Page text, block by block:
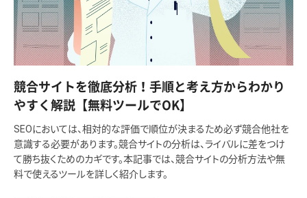
競合サイトを徹底分析！手順と考え方からわかり
やすく解説【無料ツールでOK】
SEOにおいては、相対的な評価で順位が決まるため必ず競合他社を
意識する必要があります。競合サイトの分析は、ライバルに差をつけ
て勝ち抜くためのカギです。本記事では、競合サイトの分析方法や無
料で使えるツールを詳しく紹介します。